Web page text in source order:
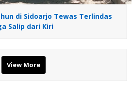
di Sidoarjo Tewas Terlindas
Salip dari Kiri
View More